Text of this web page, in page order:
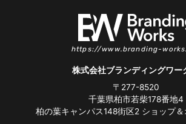
各ページのタイトルや見出しは、検
利用者の双方に「このページが何に
ているか」を伝える重要な要素です
ャルエステ｜渋谷の〇〇サロン」の
https://www.branding-
株式会社ブランディングワー
〒277-8520
千葉県柏市若柴178番地4
柏の葉キャンパス148街区2 ショップ